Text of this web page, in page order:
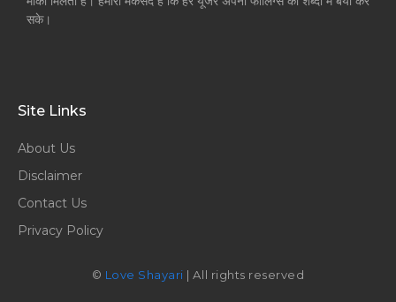
सके।
Site Links
About Us
Disclaimer
Contact Us
Privacy Policy
© Love Shayari | All rights reserved